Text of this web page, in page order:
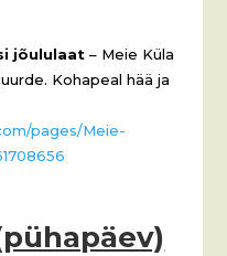
jõululaat – Meie Küla
Kohapeal hää ja
pages/Meie-